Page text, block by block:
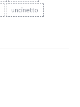
uncinetto